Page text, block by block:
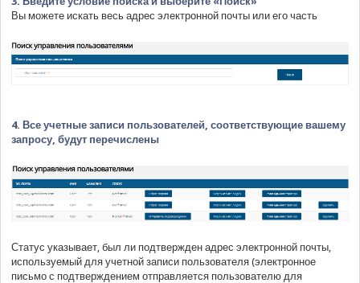
Вы можете искать весь адрес электронной почты или его часть
4. Все учетные записи пользователей, соответствующие вашему
запросу, будут перечислены
Статус указывает, был ли подтвержден адрес электронной почты,
используемый для учетной записи пользователя (электронное
письмо с подтверждением отправляется пользователю для